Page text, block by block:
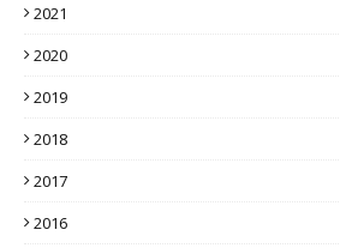
2021
2020
2019
2018
2017
2016